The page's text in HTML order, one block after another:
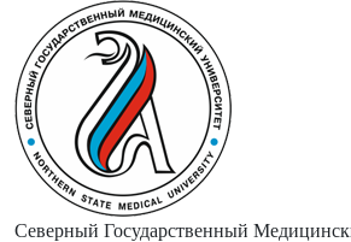
Северный Государственный